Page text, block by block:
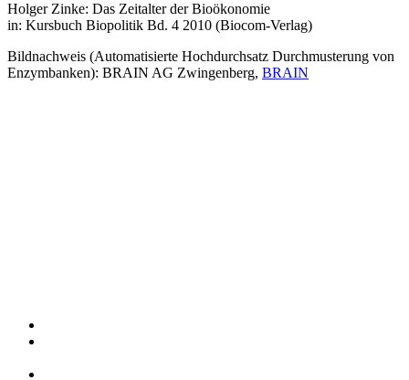
Holger Zinke: Das Zeitalter der Bioökonomie
in: Kursbuch Biopolitik Bd. 4 2010 (Biocom-Verlag)
Bildnachweis (Automatisierte Hochdurchsatz Durchmusterung von
Enzymbanken): BRAIN AG Zwingenberg, BRAIN